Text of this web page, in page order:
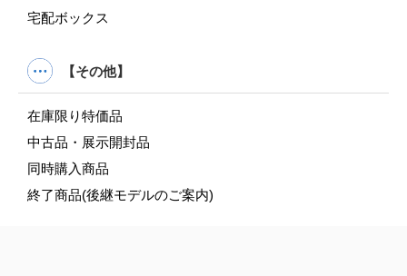
宅配ボックス
【その他】
在庫限り特価品
中古品・展示開封品
同時購入商品
終了商品(後継モデルのご案内)